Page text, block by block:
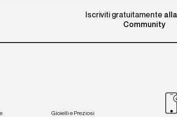
Iscriviti gratuitamente
Community
Gioielli e Preziosi